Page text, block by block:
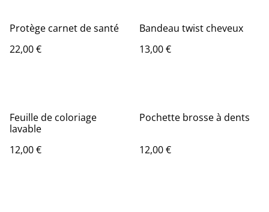
Protège carnet de santé
22,00 €
Bandeau twist cheveux
13,00 €
Feuille de coloriage
lavable
12,00 €
Pochette brosse à dents
12,00 €